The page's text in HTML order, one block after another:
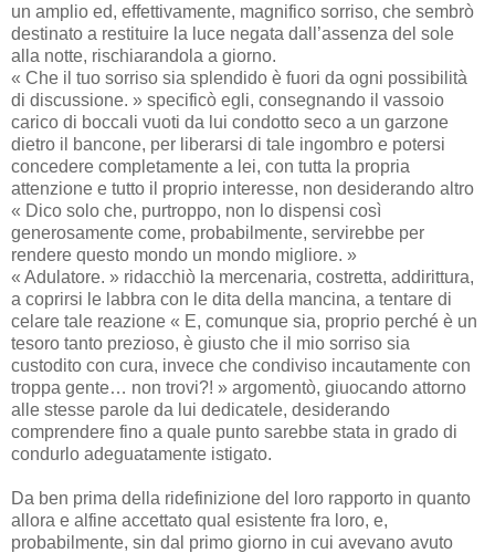
un amplio ed, effettivamente, magnifico sorriso, che sembrò
destinato a restituire la luce negata dall’assenza del sole
alla notte, rischiarandola a giorno.
« Che il tuo sorriso sia splendido è fuori da ogni possibilità
di discussione. » specificò egli, consegnando il vassoio
carico di boccali vuoti da lui condotto seco a un garzone
dietro il bancone, per liberarsi di tale ingombro e potersi
concedere completamente a lei, con tutta la propria
attenzione e tutto il proprio interesse, non desiderando altro
« Dico solo che, purtroppo, non lo dispensi così
generosamente come, probabilmente, servirebbe per
rendere questo mondo un mondo migliore. »
« Adulatore. » ridacchiò la mercenaria, costretta, addirittura,
a coprirsi le labbra con le dita della mancina, a tentare di
celare tale reazione « E, comunque sia, proprio perché è un
tesoro tanto prezioso, è giusto che il mio sorriso sia
custodito con cura, invece che condiviso incautamente con
troppa gente… non trovi?! » argomentò, giuocando attorno
alle stesse parole da lui dedicatele, desiderando
comprendere fino a quale punto sarebbe stata in grado di
condurlo adeguatamente istigato.
Da ben prima della ridefinizione del loro rapporto in quanto
allora e alfine accettato qual esistente fra loro, e,
probabilmente, sin dal primo giorno in cui avevano avuto